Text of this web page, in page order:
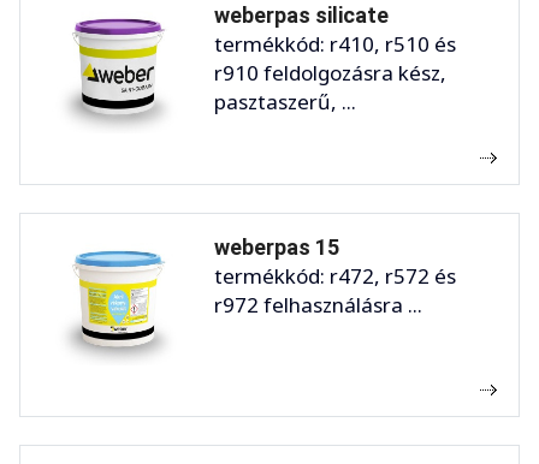
weberpas silicate
termékkód: r410, r510 és
r910 feldolgozásra kész,
pasztaszerű, ...
weberpas 15
termékkód: r472, r572 és
r972 felhasználásra ...